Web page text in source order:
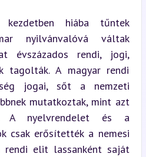
hiába tűntek
nyilvánvalóvá váltak
évszázados rendi, jogi,
tagolták. A magyar rendi
jogai, sőt a nemzeti
mutatkoztak, mint azt
A nyelvrendelet és a
csak erősítették a nemesi
elit lassanként saját